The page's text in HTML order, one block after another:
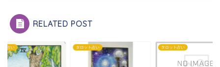
RELATED POST
ト占い タロット占い タロット占い